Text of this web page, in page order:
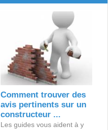
Comment trouver des
avis pertinents sur un
constructeur ...
Les guides vous aident à y